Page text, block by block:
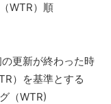
WTR）順
更新が終わった時
）を基準とする
（WTR)